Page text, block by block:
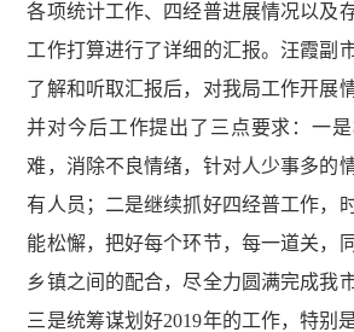
各项统计工作、四经普进展情况以及
工作打算进行了详细的汇报。汪霞副
了解和听取汇报后，对我局工作开展
并对今后工作提出了三点要求：一
难，消除不良情绪，针对人少事多的
有人员；二是继续抓好四经普工作，
能松懈，把好每个环节，每一道关，
乡镇之间的配合，尽全力圆满完成我
三是统筹谋划好2019年的工作，特别